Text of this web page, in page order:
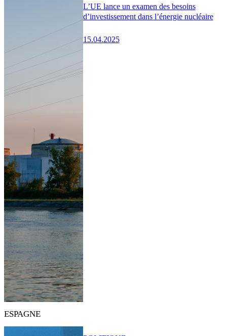
L’UE lance un examen des besoins
d’investissement dans l’énergie nucléaire
15.04.2025
ESPAGNE